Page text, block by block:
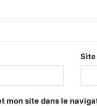
mon site dans le